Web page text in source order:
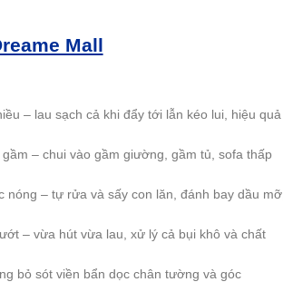
Mall
– lau sạch cả khi đẩy tới lẫn kéo lui, hiệu quả
– chui vào gầm giường, gầm tủ, sofa thấp
nóng – tự rửa và sấy con lăn, đánh bay dầu mỡ,
– vừa hút vừa lau, xử lý cả bụi khô và chất
bỏ sót viền bẩn dọc chân tường và góc